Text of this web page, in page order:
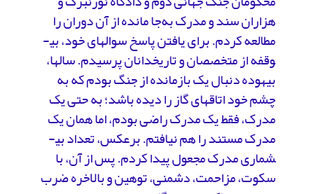
هزاران سند و مدرک به‌جا مانده از آن دوران را
مطالعه کردم. برای یافتن پاسخ سوال­های خود، بی­
وقفه از متخصصان و تاریخ­دانان پرسیدم. سال­ها،
بیهوده دنبال یک بازمانده از جنگ بودم که به
چشم خود اتاق­های گاز را دیده باشد؛ به حتی یک
مدرک، فقط یک مدرک راضی بودم، اما همان یک
مدرک مستند را هم نیافتم. برعکس، تعداد بی­
شماری مدرک مجعول پیدا کردم. پس از آن، با
سکوت، مزاحمت، دشمنی، توهین و بالاخره ضرب